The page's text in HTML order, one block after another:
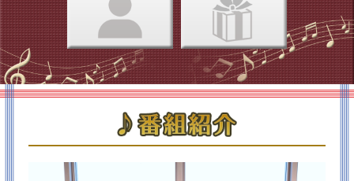
【指揮】エリアフ・インバル 【ピアノ】マルティ
ン・ヘルムヒェン
◆都響スペシャル2020（2020年12月17日）
ブラームス：ピアノ協奏曲第1番
【指揮】小泉 和裕 【ピアノ】ゲルハルト・オピッツ
【１２月７日（土）１５：００～TOKYOMX２】
◆第999回定期演奏会Aシリーズ
ベートーヴェン：交響曲第6番《田園》
ショスタコーヴィチ：交響曲第6番
【指揮】井上道義